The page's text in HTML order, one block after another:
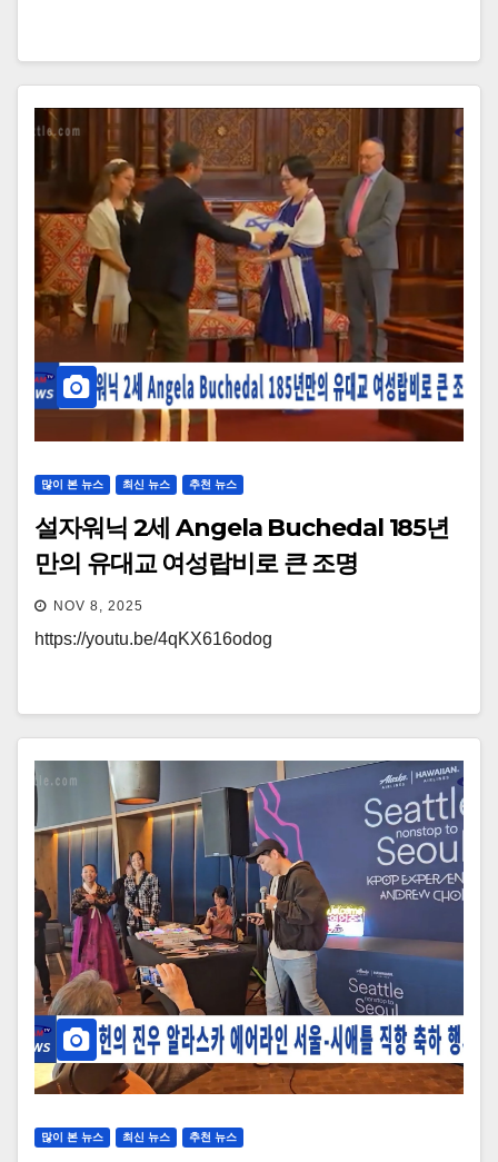
많이 본 뉴스 최신 뉴스 추천 뉴스
설자워닉 2세 Angela Buchedal 185년
만의 유대교 여성랍비로 큰 조명
NOV 8, 2025
https://youtu.be/4qKX616odog
많이 본 뉴스 최신 뉴스 추천 뉴스